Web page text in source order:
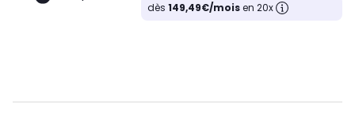
dès 149,49€/moisen 20x